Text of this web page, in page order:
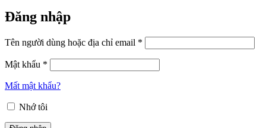
Đăng nhập
Tên người dùng hoặc địa chỉ email *
Mật khẩu *
Mất mật khẩu?
Nhớ tôi